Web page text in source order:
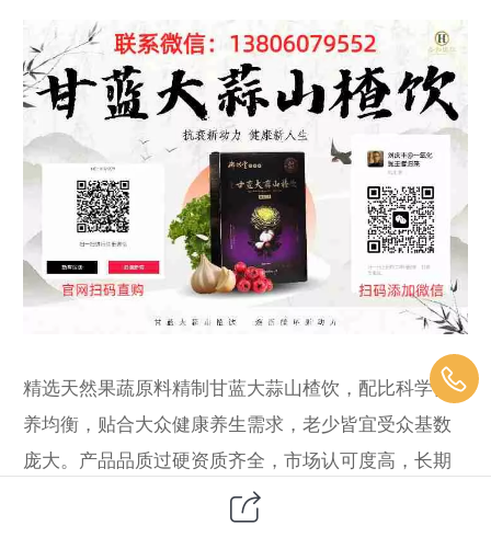
精选天然果蔬原料精制甘蓝大蒜山楂饮，配比科学营
养均衡，贴合大众健康养生需求，老少皆宜受众基数
庞大。产品品质过硬资质齐全，市场认可度高，长期
刚需消耗快，创业轻投入低风险。无层级压力，厂家